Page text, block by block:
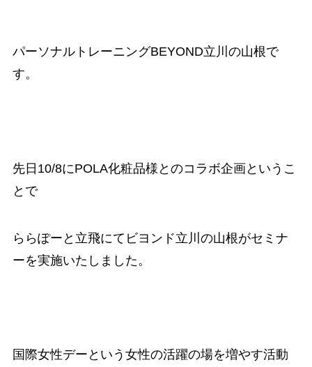
パーソナルトレーニングBEYOND立川の山根で
す。
先日10/8にPOLA化粧品様とのコラボ企画というこ
とで
ららぽーと立飛にてビヨンド立川の山根がセミナ
ーを実施いたしました。
国際女性デーという女性の活躍の場を増やす活動